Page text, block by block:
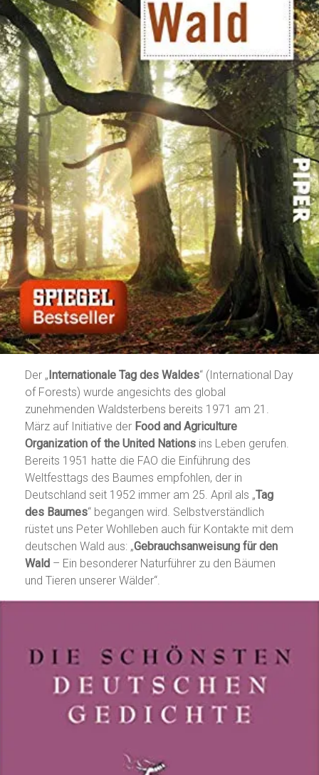
Der „ Internationale Tag des Waldes“ (International Day
of Forests) wurde angesichts des global
zunehmenden Waldsterbens bereits 1971 am 21.
März auf Initiative der Food and Agriculture
Organization of the United Nations ins Leben gerufen.
Bereits 1951 hatte die FAO die Einführung des
Weltfesttags des Baumes empfohlen, der in
Deutschland seit 1952 immer am 25. April als „Tag
des Baumes“ begangen wird. Selbstverständlich
rüstet uns Peter Wohlleben auch für Kontakte mit dem
deutschen Wald aus: „Gebrauchsanweisung für den
Wald– Ein besonderer Naturführer zu den Bäumen
und Tieren unserer Wälder“.